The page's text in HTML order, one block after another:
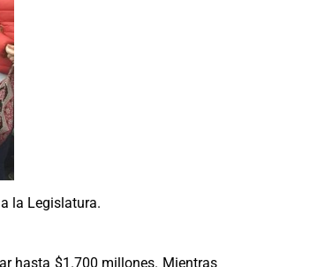
la Legislatura.
hasta $1.700 millones. Mientras